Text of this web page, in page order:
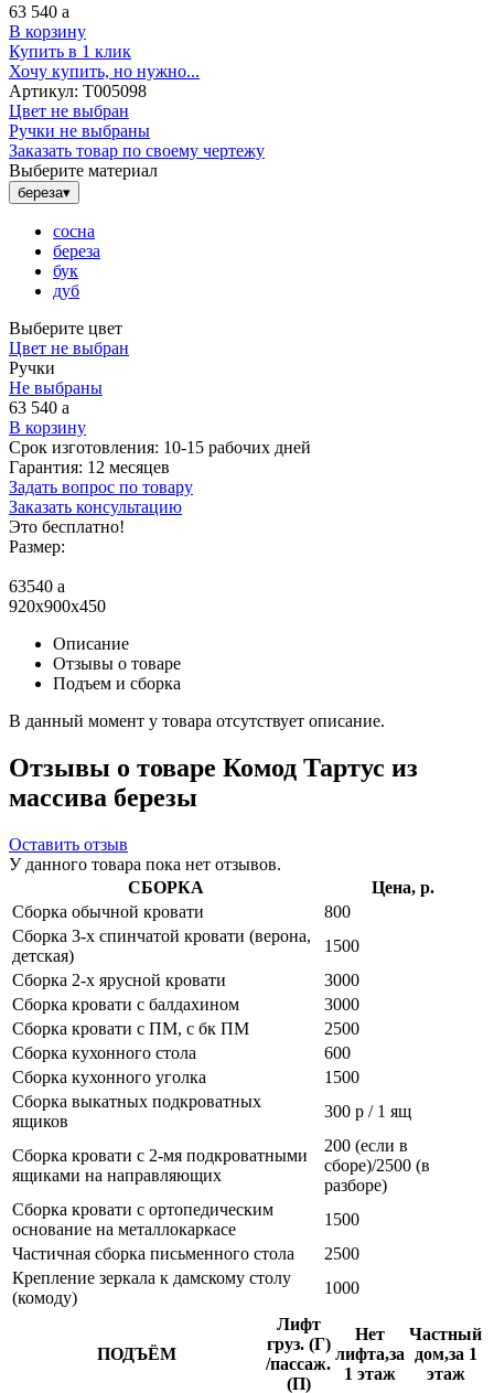
63 540 a
В корзину
Купить в 1 клик
Хочу купить, но нужно...
Артикул: Т005098
Цвет не выбран
Ручки не выбраны
Заказать товар по своему чертежу
Выберите материал
береза▾
сосна
береза
бук
дуб
Выберите цвет
Цвет не выбран
Ручки
Не выбраны
63 540 a
В корзину
Срок изготовления: 10-15 рабочих дней
Гарантия: 12 месяцев
Задать вопрос по товару
Заказать консультацию
Это бесплатно!
Размер:
63540 a
920x900x450
Описание
Отзывы о товаре
Подъем и сборка
В данный момент у товара отсутствует описание.
Отзывы о товаре Комод Тартус из
массива березы
Оставить отзыв
У данного товара пока нет отзывов.
СБОРКА
Цена, р.
Сборка обычной кровати
800
Сборка 3-х спинчатой кровати (верона,
детская)
1500
Сборка 2-х ярусной кровати
3000
Сборка кровати с балдахином
3000
Сборка кровати с ПМ, с бк ПМ
2500
Сборка кухонного стола
600
Сборка кухонного уголка
1500
Сборка выкатных подкроватных
ящиков
300 р / 1 ящ
Сборка кровати с 2-мя подкроватными
ящиками на направляющих
200 (если в
сборе)/2500 (в
разборе)
Сборка кровати с ортопедическим
основание на металлокаркасе
1500
Частичная сборка письменного стола
2500
Крепление зеркала к дамскому столу
(комоду)
1000
ПОДЪЁМ
Лифт
груз. (Г)
/пассаж.
(П)
Нет
лифта,за
1 этаж
Частный
дом,за 1
этаж